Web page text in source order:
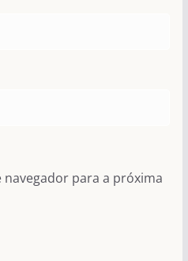
navegador para a próxima